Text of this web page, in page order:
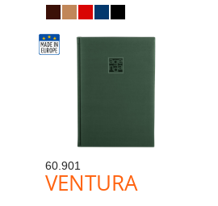
60.901
VENTURA